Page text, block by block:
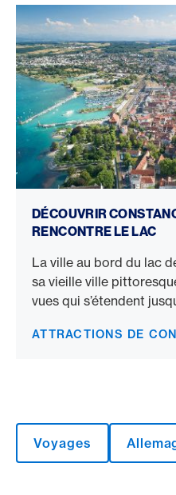
DÉCOUVRIR
RENCONTRE LE LAC
La ville au bord du lac
sa vieille ville
vues qui s’étendent
ATTRACTIONS DE
Voyages